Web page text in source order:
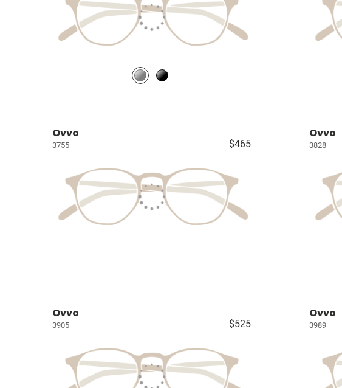
Ovvo
3755 $465
Ovvo
3828
Ovvo
3905 $525
Ovvo
3989